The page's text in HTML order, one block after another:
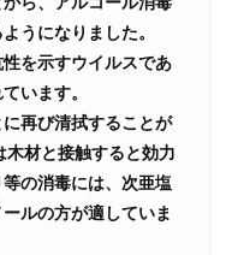
うになりました。
を示すウイルスであ
います。
再び清拭することが
材と接触すると効力
の消毒には、次亜塩
ルの方が適していま